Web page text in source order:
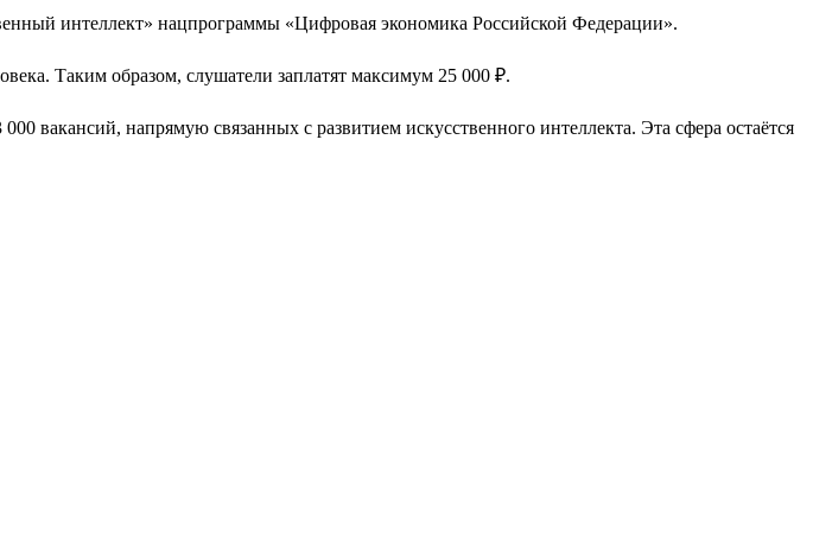
интеллект» нацпрограммы «Цифровая экономика Российской Федерации».
Таким образом, слушатели заплатят максимум 25 000 ₽.
вакансий, напрямую связанных с развитием искусственного интеллекта. Эта сфера остаётся